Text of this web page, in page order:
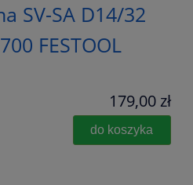
SV-SA D14/32
FESTOOL
179,00 zł
do koszyka